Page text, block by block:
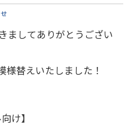
ましてありがとうござい
様替えいたしました！
け】